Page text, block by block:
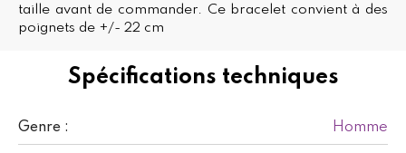
Spécifications techniques
Genre : Homme
taille avant de commander. Ce bracelet convient à des
poignets de +/- 22 cm